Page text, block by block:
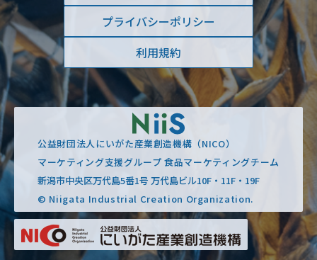
プライバシーポリシー
利用規約
公益財団法人にいがた産業創造機構（NICO）
マーケティング支援グループ 食品マーケティングチーム
新潟市中央区万代島5番1号 万代島ビル10F・11F・19F
© Niigata Industrial Creation Organization.